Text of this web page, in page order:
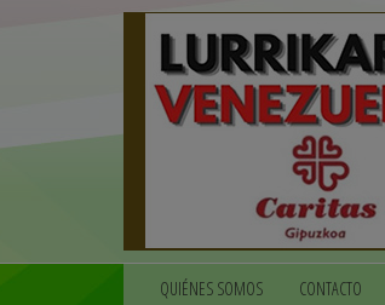
QUIÉNES SOMOS CONTACTO